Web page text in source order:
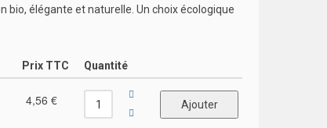
bio, élégante et naturelle. Un choix écologique
Prix TTC Quantité
4,56 €